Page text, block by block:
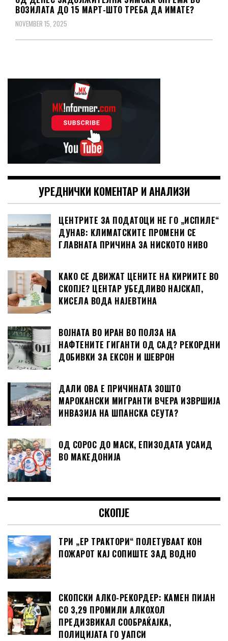
ВОЗИЛАТА ДО 15 МАРТ-ШТО ТРЕБА ДА ИМАТЕ?
NOVEMBER 15, 2025
УРЕДНИЧКИ КОМЕНТАР И АНАЛИЗИ
ЦЕНТРИТЕ ЗА ПОДАТОЦИ НЕ ГО „ИСПИЛЕ“
ДУНАВ: КЛИМАТСКИТЕ ПРОМЕНИ СЕ
ГЛАВНАТА ПРИЧИНА ЗА НИСКОТО НИВО
КАКО СЕ ДВИЖАТ ЦЕНИТЕ НА КИРИИТЕ ВО
СКОПЈЕ? ЦЕНТАР УБЕДЛИВО НАЈСКАП,
КИСЕЛА ВОДА НАЈЕВТИНА
ВОЈНАТА ВО ИРАН ВО ПОЛЗА НА
НАФТЕНИТЕ ГИГАНТИ ОД САД? РЕКОРДНИ
ДОБИВКИ ЗА ЕКСОН И ШЕВРОН
ДАЛИ ОВА Е ПРИЧИНАТА ЗОШТО
МАРОКАНСКИ МИГРАНТИ ВЧЕРА ИЗВРШИЈА
ИНВАЗИЈА НА ШПАНСКА СЕУТА?
ОД СОРОС ДО МАСК, ЕПИЗОДАТА УСАИД
ВО МАКЕДОНИЈА
СКОПЈЕ
ТРИ „ЕР ТРАКТОРИ“ ПОЛЕТУВААТ КОН
ПОЖАРОТ КАЈ СОПИШТЕ ЗАД ВОДНО
СКОПСКИ АЛКО-РЕКОРДЕР: КАМЕН ПИЈАН
СО 3,29 ПРОМИЛИ АЛКОХОЛ
ПРЕДИЗВИКАЛ СООБРАЌАЈКА,
ПОЛИЦИЈАТА ГО УАПСИ